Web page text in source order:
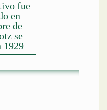
fue
en
de
se
1929